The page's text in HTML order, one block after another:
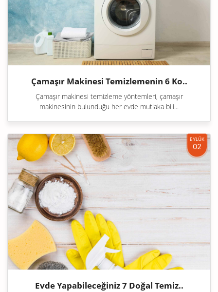
Çamaşır Makinesi Temizlemenin 6 Ko..
Çamaşır makinesi temizleme yöntemleri, çamaşır
makinesinin bulunduğu her evde mutlaka bili...
EYLÜK
02
Evde Yapabileceğiniz 7 Doğal Temiz..